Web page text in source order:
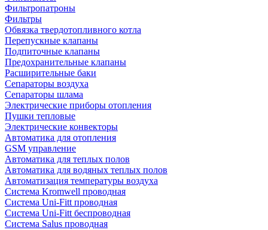
Фильтропатроны
Фильтры
Обвязка твердотопливного котла
Перепускные клапаны
Подпиточные клапаны
Предохранительные клапаны
Расширительные баки
Сепараторы воздуха
Сепараторы шлама
Электрические приборы отопления
Пушки тепловые
Электрические конвекторы
Автоматика для отопления
GSM управление
Автоматика для теплых полов
Автоматика для водяных теплых полов
Автоматизация температуры воздуха
Система Kromwell проводная
Система Uni-Fitt проводная
Система Uni-Fitt беспроводная
Система Salus проводная